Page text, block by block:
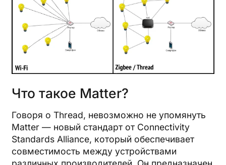
Что такое Matter?
Говоря о Thread, невозможно не упомянуть
Matter — новый стандарт от Connectivity
Standards Alliance, который обеспечивает
совместимость между устройствами